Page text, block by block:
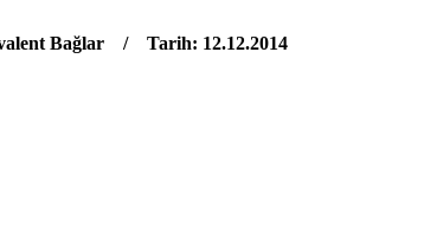
Bağlar / Tarih: 12.12.2014